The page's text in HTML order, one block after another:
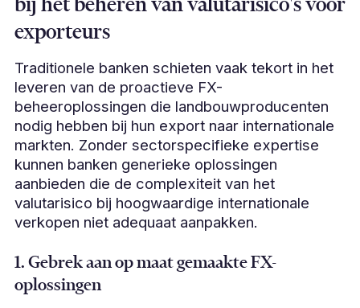
exporteurs
Traditionele banken schieten vaak tekort in het
leveren van de proactieve FX-
beheeroplossingen die landbouwproducenten
nodig hebben bij hun export naar internationale
markten. Zonder sectorspecifieke expertise
kunnen banken generieke oplossingen
aanbieden die de complexiteit van het
valutarisico bij hoogwaardige internationale
verkopen niet adequaat aanpakken.
1. Gebrek aan op maat gemaakte FX-
oplossingen